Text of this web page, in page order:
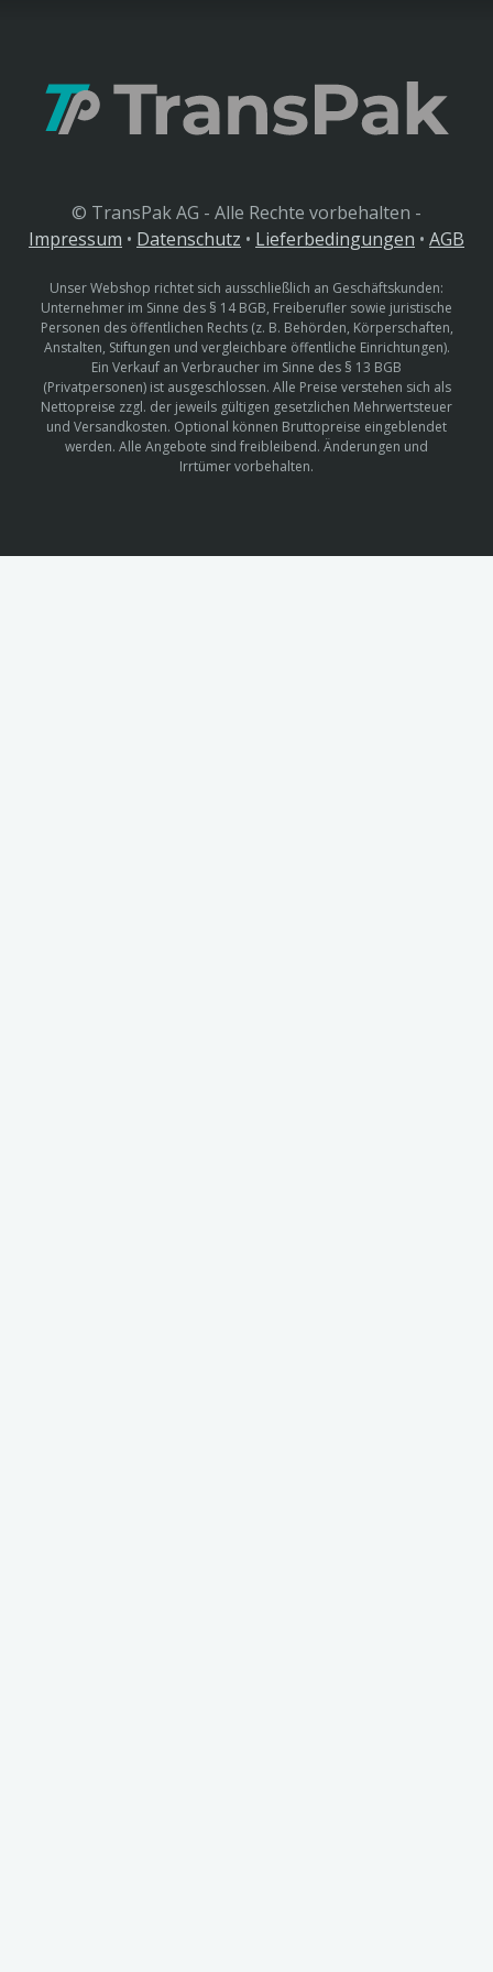
© TransPak AG - Alle Rechte vorbehalten -
Impressum • Datenschutz • Lieferbedingungen • AGB
Unser Webshop richtet sich ausschließlich an Geschäftskunden:
Unternehmer im Sinne des § 14 BGB, Freiberufler sowie juristische
Personen des öffentlichen Rechts (z. B. Behörden, Körperschaften,
Anstalten, Stiftungen und vergleichbare öffentliche Einrichtungen).
Ein Verkauf an Verbraucher im Sinne des § 13 BGB
(Privatpersonen) ist ausgeschlossen. Alle Preise verstehen sich als
Nettopreise zzgl. der jeweils gültigen gesetzlichen Mehrwertsteuer
und Versandkosten. Optional können Bruttopreise eingeblendet
werden. Alle Angebote sind freibleibend. Änderungen und
Irrtümer vorbehalten.